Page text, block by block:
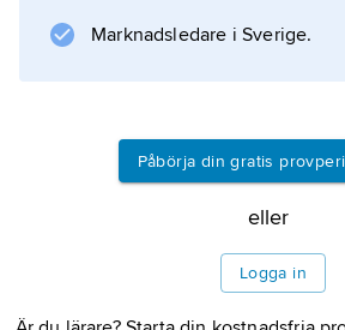
Marknadsledare i Sverige.
Påbörja din gratis
eller
Logga in